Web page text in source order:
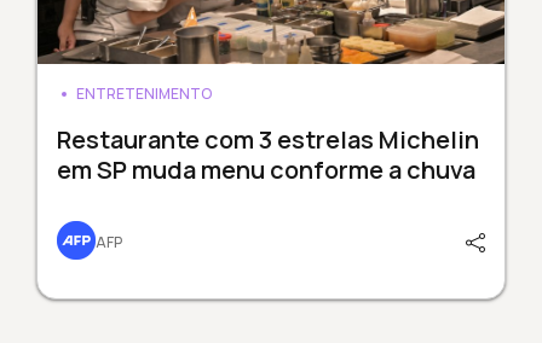
ENTRETENIMENTO
Restaurante com 3 estrelas Michelin
em SP muda menu conforme a chuva
AFP